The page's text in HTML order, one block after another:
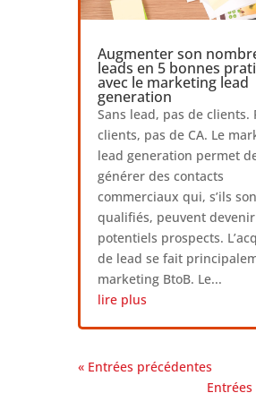
Augmenter son
leads en 5 bonnes
avec le marketing lead
generation
Sans lead, pas de clients.
clients, pas de CA. Le
lead generation permet
générer des contacts
commerciaux qui, s’ils
qualifiés, peuvent
potentiels prospects.
de lead se fait
marketing BtoB. Le...
lire plus
« Entrées précédentes